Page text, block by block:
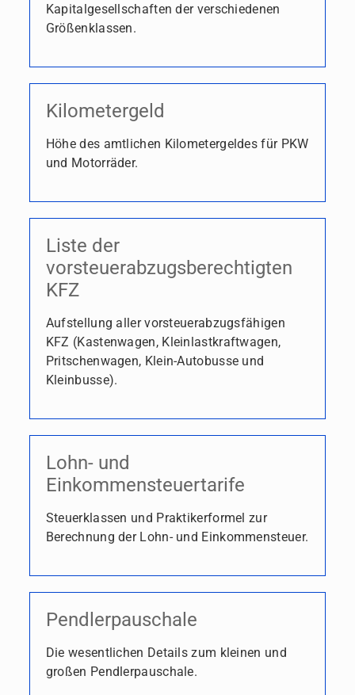
Kapitalgesellschaften der verschiedenen
Größenklassen.
Kilometergeld
Höhe des amtlichen Kilometergeldes für PKW
und Motorräder.
Liste der
vorsteuerabzugsberechtigten
KFZ
Aufstellung aller vorsteuerabzugsfähigen
KFZ (Kastenwagen, Kleinlastkraftwagen,
Pritschenwagen, Klein-Autobusse und
Kleinbusse).
Lohn- und
Einkommensteuertarife
Steuerklassen und Praktikerformel zur
Berechnung der Lohn- und Einkommensteuer.
Pendlerpauschale
Die wesentlichen Details zum kleinen und
großen Pendlerpauschale.